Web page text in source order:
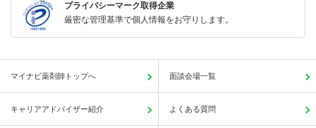
プライバシーマーク取得企業
厳密な管理基準で個人情報をお守りします。
マイナビ薬剤師トップへ 面談会場一覧
キャリアアドバイザー紹介 よくある質問